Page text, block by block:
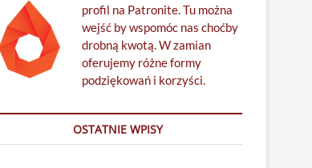
t
t
profil na Patronite. Tu można
wejść by wspomóc nas choćby
drobną kwotą. W zamian
oferujemy różne formy
podziękowań i korzyści.
OSTATNIE WPISY